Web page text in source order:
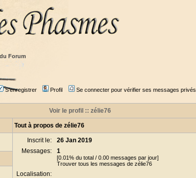
Forum
S'enregistrer Profil Se connecter pour vérifier ses messages privés
Voir le profil :: zélie76
Tout à propos de zélie76
Inscrit le:
26 Jan 2019
Messages:
1
[0.01% du total / 0.00 messages par jour]
Trouver tous les messages de zélie76
Localisation: